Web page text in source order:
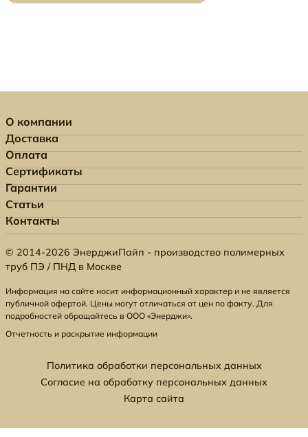
О компании
Доставка
Оплата
Сертификаты
Гарантии
Статьи
Контакты
© 2014-2026 ЭнерджиПайп - производство полимерных
труб ПЭ / ПНД в Москве
Информация на сайте носит информационный характер и не является
публичной офертой. Цены могут отличаться от цен по факту. Для
подробностей обращайтесь в ООО «Энерджи».
Отчетность и раскрытие информации
Политика обработки персональных данных
Согласие на обработку персональных данных
Карта сайта